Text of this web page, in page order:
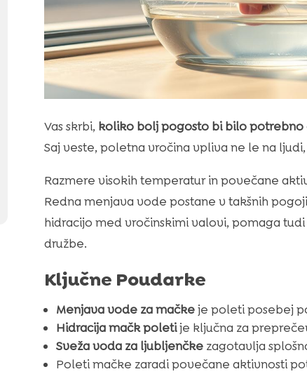
Vas skrbi, koliko bolj pogosto bi bilo
Saj veste, poletna vročina vpliva ne le na
Razmere visokih temperatur in povečane
Redna menjava vode postane v takšnih
hidracijo med vročinskimi valovi, pomaga
družbe.
Ključne Poudarke
Menjava vode za mačkeje poleti posebej
Hidracija mačk poletije ključna za
Sveža voda za ljubljenčkezagotavlja
Poleti mačke zaradi povečane aktivnosti